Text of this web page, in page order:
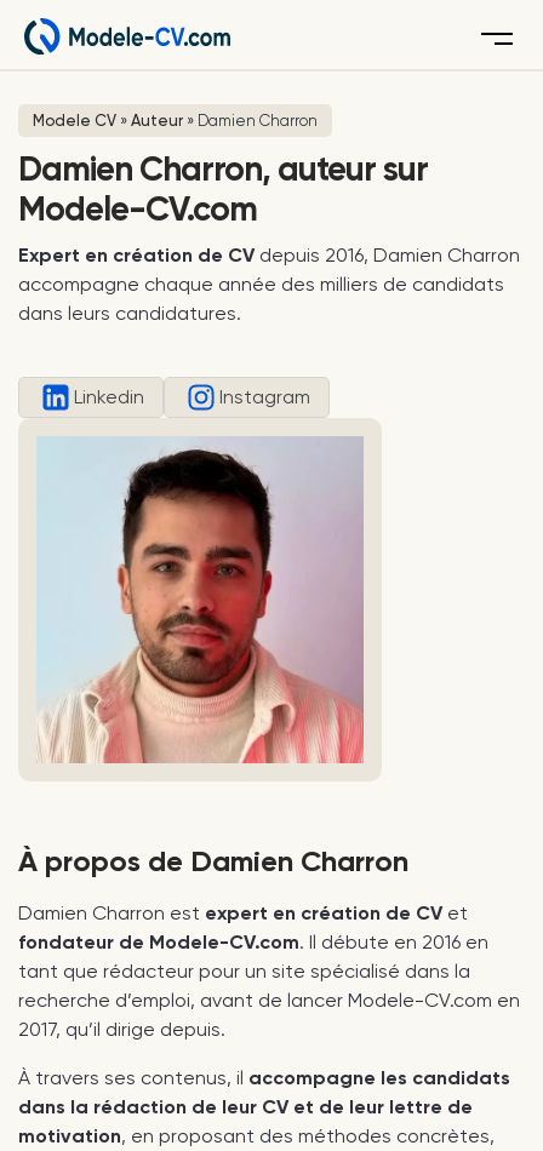
Menu
Modele CV » Auteur » Damien Charron
Damien Charron, auteur sur
Modele-CV.com
Expert en création de CVdepuis 2016, Damien Charron
accompagne chaque année des milliers de candidats
dans leurs candidatures.
Linkedin Instagram
À propos de Damien Charron
Damien Charron est expert en création de CVet
fondateur de Modele-CV.com. Il débute en 2016 en
tant que rédacteur pour un site spécialisé dans la
recherche d’emploi, avant de lancer Modele-CV.com en
2017, qu’il dirige depuis.
À travers ses contenus, il accompagne les candidats
dans la rédaction de leur CV et de leur lettre de
motivation, en proposant des méthodes concrètes,